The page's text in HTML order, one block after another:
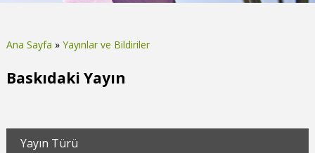
Ana Sayfa » Yayınlar ve Bildiriler
Baskıdaki Yayın
Yayın Türü